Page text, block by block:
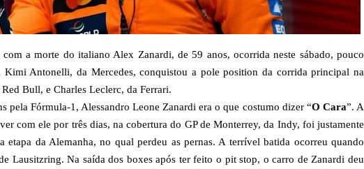
a morte do italiano Alex Zanardi, de 59 anos, ocorrida neste sábado, pouco
Antonelli, da Mercedes, conquistou a pole position da corrida principal na
Bull, e Charles Leclerc, da Ferrari.
pela Fórmula-1, Alessandro Leone Zanardi era o que costumo dizer “O Cara”. A
com ele por três dias, na cobertura do GP de Monterrey, da Indy, foi justamente
etapa da Alemanha, no qual perdeu as pernas. A terrível batida ocorreu quando
Lausitzring. Na saída dos boxes após ter feito o pit stop, o carro de Zanardi deu